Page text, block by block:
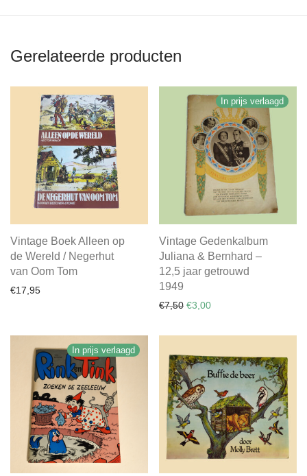
Gerelateerde producten
Vintage Boek Alleen op
de Wereld / Negerhut
van Oom Tom
€17,95
In prijs verlaagd
Vintage Gedenkalbum
Juliana & Bernhard –
12,5 jaar getrouwd
1949
€7,50 Oorspronkelijke prijs was:
€3,00Huidige prijs is: €3,00.
In prijs verlaagd